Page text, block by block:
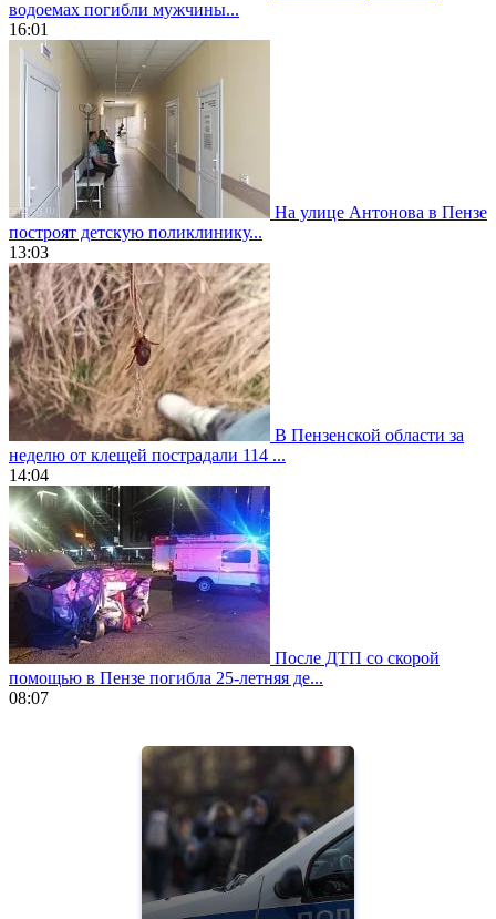
водоемах погибли мужчины...
16:01
На улице Антонова в Пензе
построят детскую поликлинику...
13:03
В Пензенской области за
неделю от клещей пострадали 114 ...
14:04
После ДТП со скорой
помощью в Пензе погибла 25-летняя де...
08:07
https://gradewatches.to/